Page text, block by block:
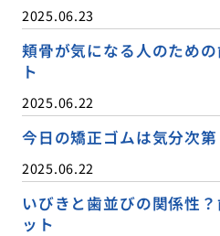
2025.06.23
頬骨が気になる人のため
ト
2025.06.22
今日の矯正ゴムは気分次
2025.06.22
いびきと歯並びの関係性
ット